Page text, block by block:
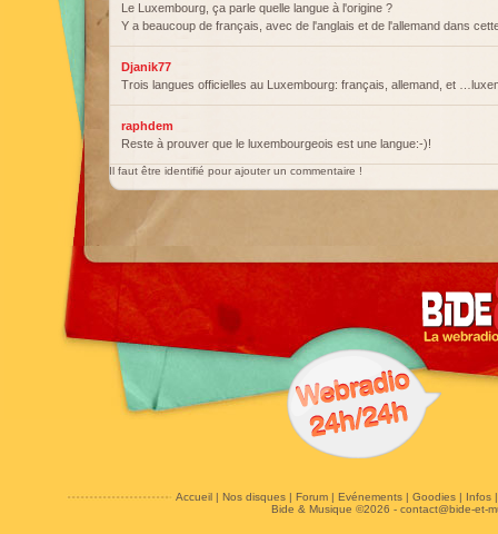
Le Luxembourg, ça parle quelle langue à l'origine ?
Y a beaucoup de français, avec de l'anglais et de l'allemand dans
Djanik77
Trois langues officielles au Luxembourg: français, allemand, et
raphdem
Reste à prouver que le luxembourgeois est une langue:-)!
Il faut être identifié pour ajouter un commentaire !
Accueil| Nos disques| Forum| Evénements| Goodies| Infos
Bide & Musique ©2026 - contact@bide-et-